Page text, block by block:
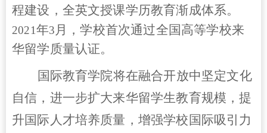
程建设，全英文授课学历教育渐成体系。
2021年3月，学校首次通过全国高等学校来
华留学质量认证。
国际教育学院将在融合开放中坚定文化
自信，进一步扩大来华留学生教育规模，提
升国际人才培养质量，增强学校国际吸引力